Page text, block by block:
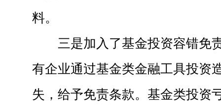
料。
三是加入了基金投资容错免
有企业通过基金类金融工具投资
失，给予免责条款。基金类投资